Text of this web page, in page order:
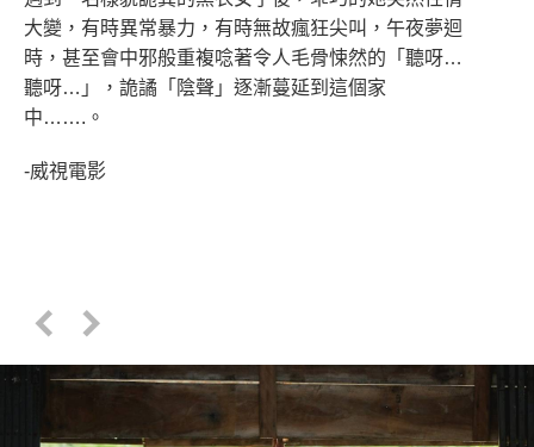
大變，有時異常暴力，有時無故瘋狂尖叫，午夜夢迴
時，甚至會中邪般重複唸著令人毛骨悚然的「聽呀…
聽呀…」，詭譎「陰聲」逐漸蔓延到這個家
中…….。
-威視電影